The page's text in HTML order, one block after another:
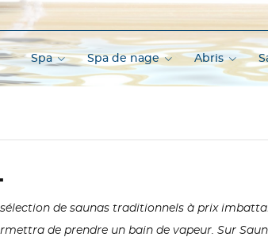
Spa Spa de nage Abris
de saunas traditionnels à prix
de prendre un bain de vapeur. Sur